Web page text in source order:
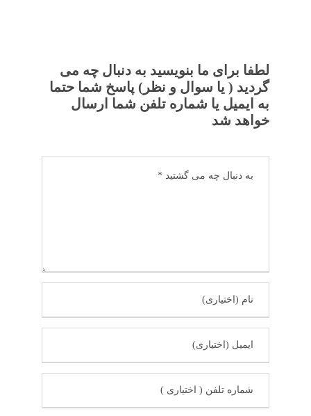
لطفا برای ما بنویسید به دنبال چه می
گردید ( یا سوال و نظر) پاسخ شما حتما
به ایمیل یا شماره تلفن شما ارسال
خواهد شد